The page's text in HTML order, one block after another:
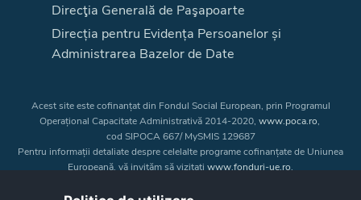
Direcţia Generală de Paşapoarte
Direcția pentru Evidența Persoanelor și
Administrarea Bazelor de Date
Acest site este cofinanțat din Fondul Social European, prin Programul
Operațional Capacitate Administrativă 2014-2020, www.poca.ro,
cod SIPOCA 667/ MySMIS 129687
Pentru informații detaliate despre celelalte programe cofinanțate de Uniunea
Europeană, vă invităm să vizitați www.fonduri-ue.ro.
a Uniunii Europene. Întreaga responsabilitate asupra